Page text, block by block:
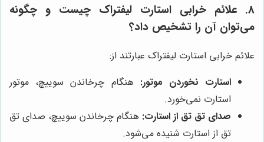
8. علائم خرابی استارت لیفتراک چیست و چگونه
می‌توان آن را تشخیص داد؟
علائم خرابی استارت لیفتراک عبارتند از:
استارت نخوردن موتور: هنگام چرخاندن سوییچ، موتور
استارت نمی‌خورد.
صدای تق تق از استارت: هنگام چرخاندن سوییچ، صدای تق
تق از استارت شنیده می‌شود.